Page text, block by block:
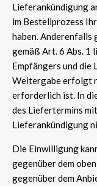
Lieferankündigung
im Bestellprozess
haben. Anderenfalls
gemäß Art. 6 Abs. 1
Empfängers und die
Weitergabe erfolgt
erforderlich ist. In
des Liefertermins
Lieferankündigung
Die Einwilligung
gegenüber dem
gegenüber dem